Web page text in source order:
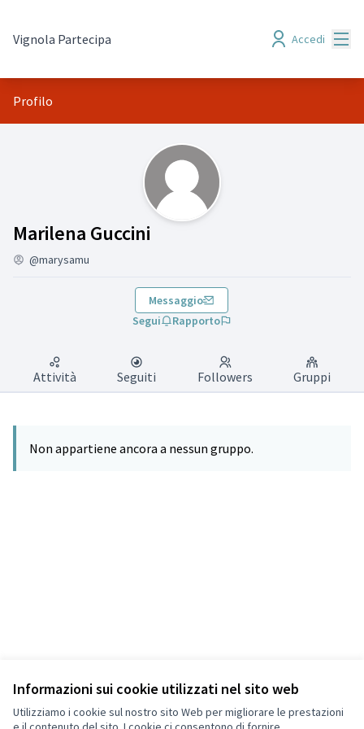
Informazioni sui cookie utilizzati nel sito web
Utilizziamo i cookie sul nostro sito Web per migliorare le prestazioni
Vignola Partecipa Accedi
Profilo
Marilena Guccini
(Marilena Guccini)
@marysamu
Messaggio
Segui
Rapporto
Attività Seguiti Followers Gruppi
Non appartiene ancora a nessun gruppo.
Termini di servizio
Impostazioni dei cookie